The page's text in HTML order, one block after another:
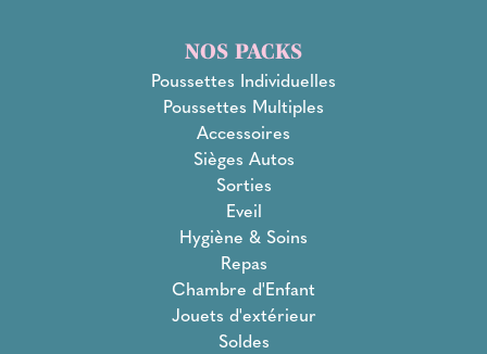
NOS PACKS
Poussettes Individuelles
Poussettes Multiples
Accessoires
Sièges Autos
Sorties
Eveil
Hygiène & Soins
Repas
Chambre d'Enfant
Jouets d'extérieur
Soldes